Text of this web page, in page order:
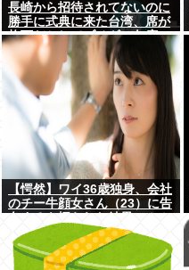
長崎から招待されてないのに
勝手に式典に来た台湾、席が
格下だとしてブチギレ欠席w
【愕然】ワイ36歳独身、会社
のチー牛顔女さん（23）に告